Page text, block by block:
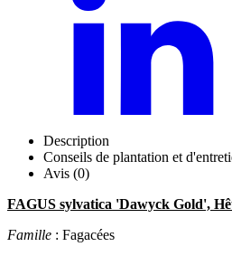
Description
Conseils de plantation et
Avis (0)
FAGUS sylvatica 'Dawyck Gold',
Famille : Fagacées